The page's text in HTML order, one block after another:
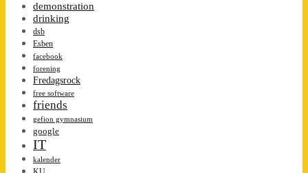
demonstration
drinking
dsb
Esben
facebook
forening
Fredagsrock
free software
friends
gefion gymnasium
google
IT
kalender